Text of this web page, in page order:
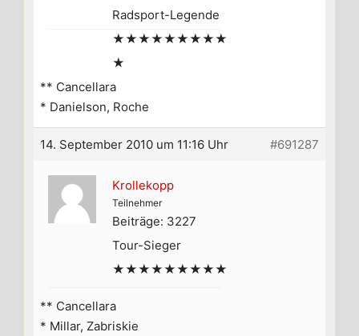
Radsport-Legende
★★★★★★★★★
★
** Cancellara
* Danielson, Roche
14. September 2010 um 11:16 Uhr #691287
Krollekopp
Teilnehmer
Beiträge: 3227
Tour-Sieger
★★★★★★★★★
** Cancellara
* Millar, Zabriskie